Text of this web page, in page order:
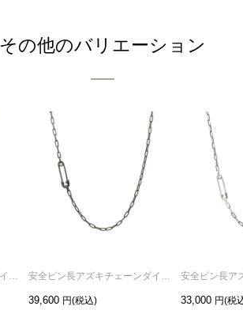
その他のバリエーション
39,600 33,000